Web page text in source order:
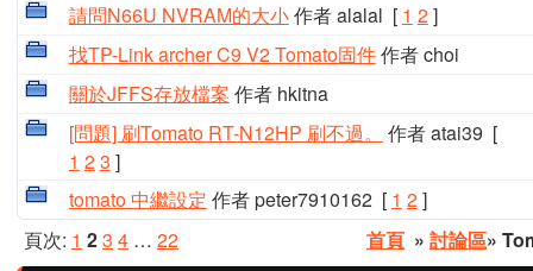
請問N66U NVRAM的大小作者 alalal [ 1 2]
找TP-Link archer C9 V2 Tomato固件作者 choi
關於JFFS存放檔案 作者 hkitna
[問題] 刷Tomato RT-N12HP 刷不過。
作者 atai39 [
1 23 ]
tomato 中繼設定 作者 peter7910162[ 1 2]
頁次: 1 23 4 … 22 首頁 » 討論區»